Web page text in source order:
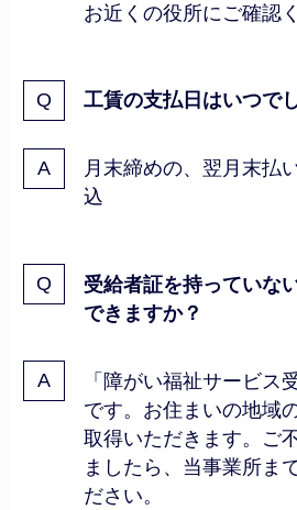
お近くの役所にご確認
工賃の支払日はいつで
月末締めの、翌月末払
込
受給者証を持っていな
できますか？
「障がい福祉サービス
です。お住まいの地域
取得いただきます。ご
ましたら、当事業所ま
ださい。